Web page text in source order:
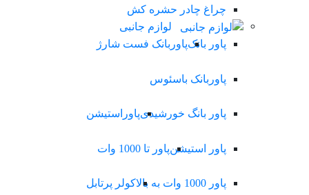
چراغ چادر حشره کش
لوازم جانبی
پاور بانکپاوربانک فست شارژ
پاوربانک باسئوس
پاور بانگ خورشیدیپاوراستیشن
پاور استیشنپاور تا 1000 وات
پاور 1000 وات به بالا کولر پرتابل